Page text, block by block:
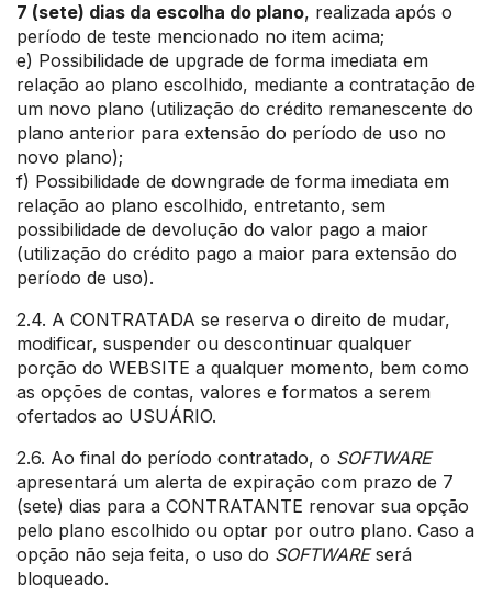
7 (sete) dias da escolha do plano, realizada após o
período de teste mencionado no item acima;
e) Possibilidade de upgrade de forma imediata em
relação ao plano escolhido, mediante a contratação de
um novo plano (utilização do crédito remanescente do
plano anterior para extensão do período de uso no
novo plano);
f) Possibilidade de downgrade de forma imediata em
relação ao plano escolhido, entretanto, sem
possibilidade de devolução do valor pago a maior
(utilização do crédito pago a maior para extensão do
período de uso).
2.4. A CONTRATADA se reserva o direito de mudar,
modificar, suspender ou descontinuar qualquer
porção do WEBSITE a qualquer momento, bem como
as opções de contas, valores e formatos a serem
ofertados ao USUÁRIO.
2.6. Ao final do período contratado, o SOFTWARE
apresentará um alerta de expiração com prazo de 7
(sete) dias para a CONTRATANTE renovar sua opção
pelo plano escolhido ou optar por outro plano. Caso a
opção não seja feita, o uso do SOFTWAREserá
bloqueado.